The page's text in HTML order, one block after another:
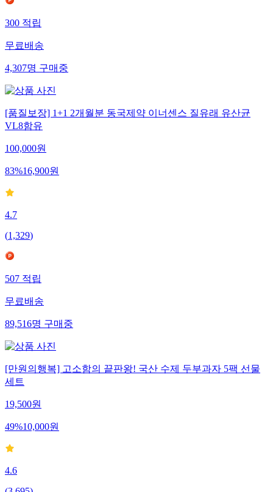
300적립
무료배송
4,307명구매중
[품질보장] 1+1 2개월분 동국제약 이너센스 질유래 유산균
VL8함유
100,000원
83%16,900원
4.7
(1,329)
507적립
무료배송
89,516명구매중
[만원의행복] 고소함의 끝판왕! 국산 수제 두부과자 5팩 선물
세트
19,500원
49%10,000원
4.6